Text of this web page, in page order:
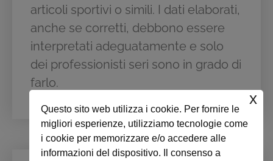
Questo sito web utilizza i cookie. Per fornire le
migliori esperienze, utilizziamo tecnologie come
i cookie per memorizzare e/o accedere alle
informazioni del dispositivo. Il consenso a
x
articoli sportivi o simili. I dati elaborati,
anche se corretti, debbono essere
interpretati adeguatamente e solo
dei professionisti seri sono in grado di
farlo.